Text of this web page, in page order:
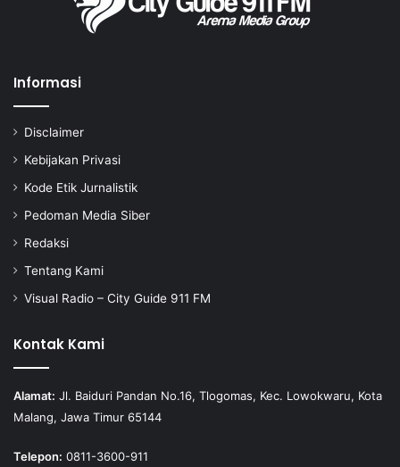
Informasi
Disclaimer
Kebijakan Privasi
Kode Etik Jurnalistik
Pedoman Media Siber
Redaksi
Tentang Kami
Visual Radio – City Guide 911 FM
Kontak Kami
Alamat: Jl. Baiduri Pandan No.16, Tlogomas, Kec. Lowokwaru, Kota
Malang, Jawa Timur 65144
Telepon: 0811-3600-911